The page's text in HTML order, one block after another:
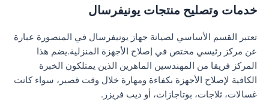
خدمات وتصليح منتجات يونيفرسال
تعتبر القسم الأساسي لصيانة جهاز يونيفرسال في المنصورة عبارة
عن مركز رئيسي مختص في إصلاح الأجهزة المنزلية.يضم هذا
المركز فريقا من المهندسين الماهرين الذين يمتلكون الخبرة
الكافية لإصلاح الأجهزة بكفاءة ومهارة خلال وقت قصير، سواء كانت
غسالات، ثلاجات، بوتاجازات، أو ديب فريزر.